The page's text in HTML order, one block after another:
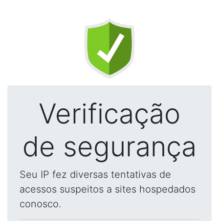
Verificação
de segurança
Seu IP fez diversas tentativas de
acessos suspeitos a sites hospedados
conosco.